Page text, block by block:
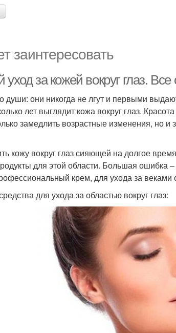
заинтересовать
за кожей вокруг глаз. Все
души: они никогда не лгут и первыми
лет выглядит кожа вокруг глаз.
замедлить возрастные изменения, но и
кожу вокруг глаз сияющей на долгое
для этой области. Большая ошибка
крем, для ухода за веками
для ухода за областью вокруг глаз: